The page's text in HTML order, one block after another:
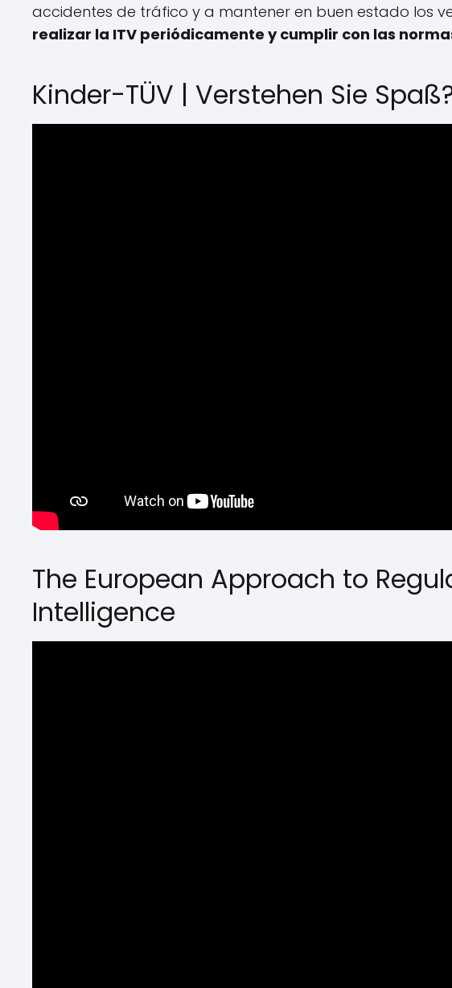
accidentes de tráfico y a mantener en buen estado los
realizar la ITV periódicamente y cumplir con las
Kinder-TÜV | Verstehen Sie
The European Approach to
Intelligence